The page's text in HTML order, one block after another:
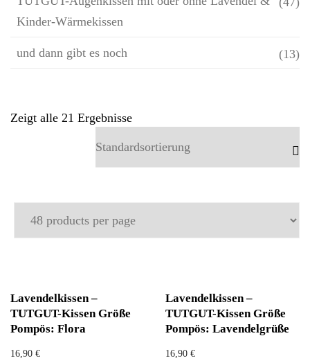
Kinder-Wärmekissen
und dann gibt es noch (13)
Zeigt alle 21 Ergebnisse
Lavendelkissen –
TUTGUT-Kissen Größe
Pompös: Flora
16,90 €
Lavendelkissen –
TUTGUT-Kissen Größe
Pompös: Lavendelgrüße
16,90 €